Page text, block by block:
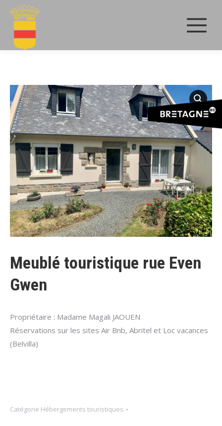
Meublé touristique rue Even
Gwen
Propriétaire : Madame Magali JAOUEN
Réservations sur les sites Air Bnb, Abritel et Loc vacances
(Belvilla)
Catégorie Hébergements touristiques